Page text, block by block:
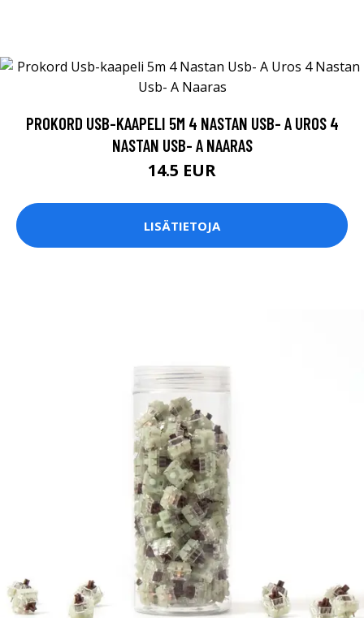
PROKORD USB-KAAPELI 5M 4 NASTAN USB- A UROS 4
NASTAN USB- A NAARAS
14.5 EUR
LISÄTIETOJA